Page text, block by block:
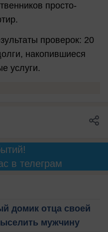
просто-
проверок: 20
накопившиеся
услуги.
в телеграм
домик отца своей
мужчину